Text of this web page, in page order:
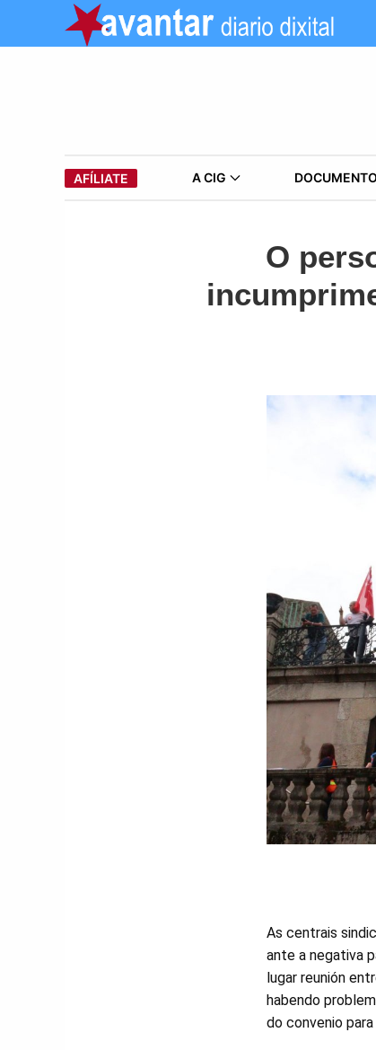
AFÍLIATE A CIG
O
As centrais
ante a negativa
lugar reunión
habendo
do convenio